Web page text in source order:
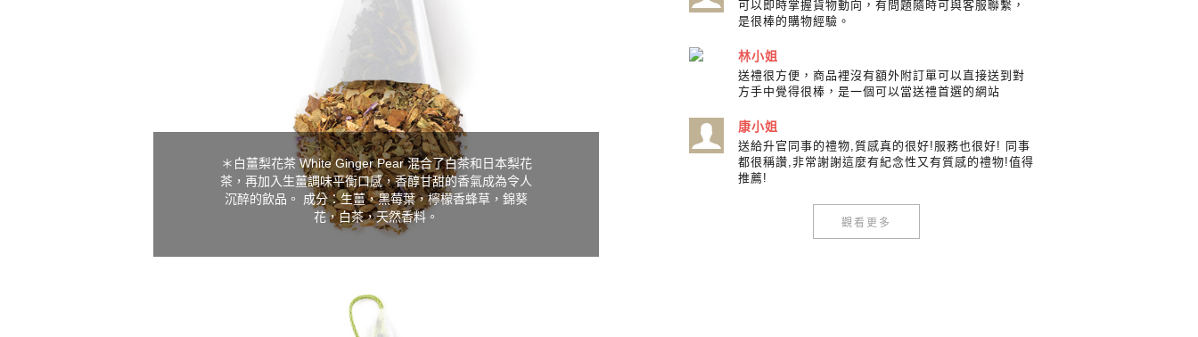
＊白薑梨花茶 White Ginger Pear 混合了白茶和日本梨花
茶，再加入生薑調味平衡口感，香醇甘甜的香氣成為令人
沉醉的飲品。 成分：生薑，黑莓葉，檸檬香蜂草，錦葵
花，白茶，天然香料。
可以即時掌握貨物動向，有問題隨時可與客服聯繫，
是很棒的購物經驗。
林小姐
送禮很方便，商品裡沒有額外附訂單可以直接送到對
方手中覺得很棒，是一個可以當送禮首選的網站
康小姐
送給升官同事的禮物,質感真的很好!服務也很好! 同事
都很稱讚,非常謝謝這麼有紀念性又有質感的禮物!值得
推薦!
觀看更多